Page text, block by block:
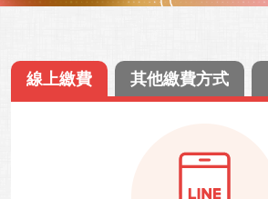
線上繳費 其他繳費方式